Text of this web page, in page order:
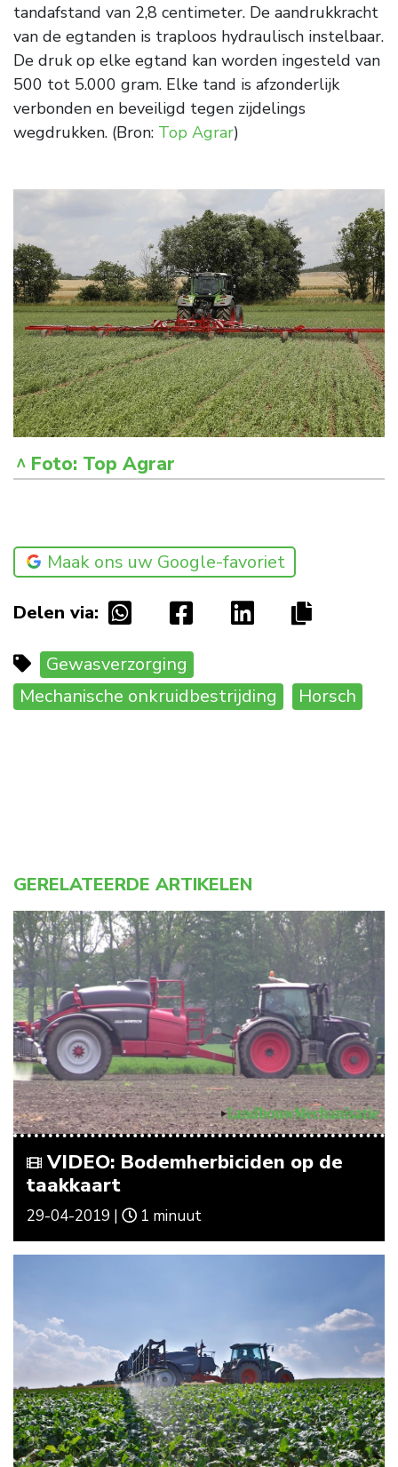
tandafstand van 2,8 centimeter. De aandrukkracht
van de egtanden is traploos hydraulisch instelbaar.
De druk op elke egtand kan worden ingesteld van
500 tot 5.000 gram. Elke tand is afzonderlijk
verbonden en beveiligd tegen zijdelings
wegdrukken. (Bron: Top Agrar)
Foto: Top Agrar
Maak ons uw Google-favoriet
Delen via:
Gewasverzorging
Mechanische onkruidbestrijding
Horsch
GERELATEERDE ARTIKELEN
VIDEO: Bodemherbiciden op de
taakkaart
29-04-2019 | 1 minuut